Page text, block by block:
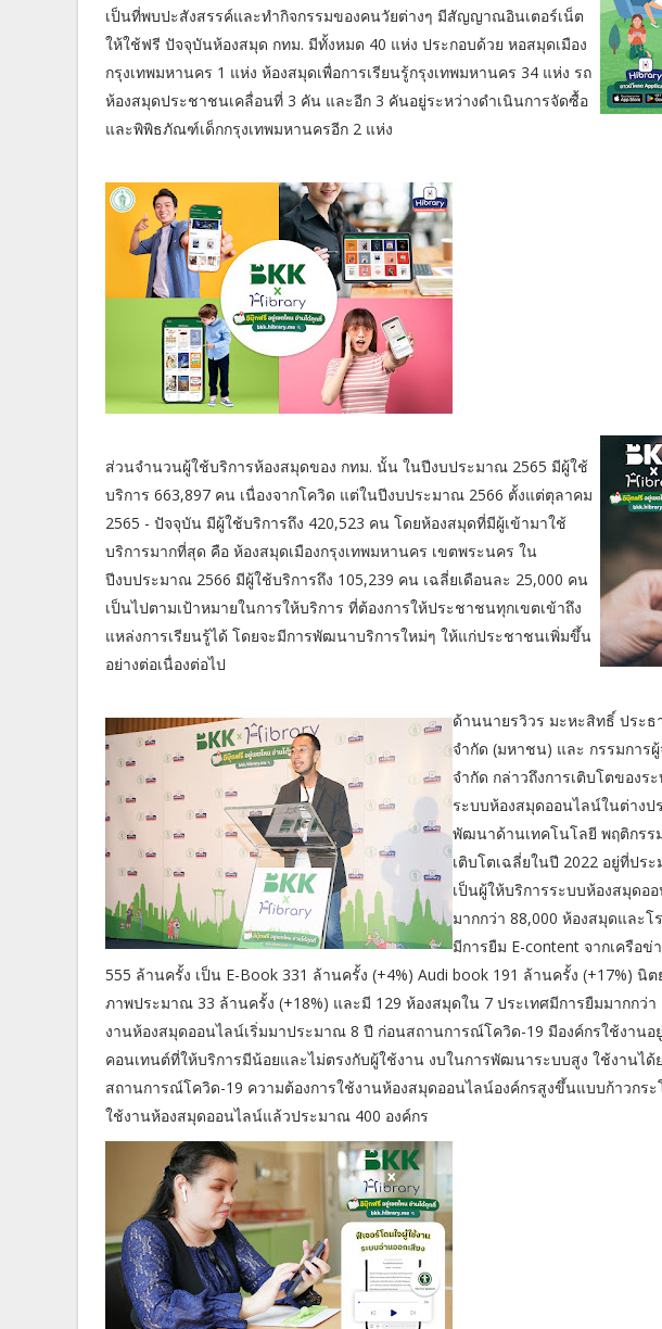
เป็นที่พบปะสังสรรค์และทำกิจกรรมของคนวัยต่างๆ มีสัญญาณอินเตอร์เน็ต
ให้ใช้ฟรี ปัจจุบันห้องสมุด กทม. มีทั้งหมด 40 แห่ง ประกอบด้วย หอสมุดเมือง
กรุงเทพมหานคร 1 แห่ง ห้องสมุดเพื่อการเรียนรู้กรุงเทพมหานคร 34 แห่ง รถ
ห้องสมุดประชาชนเคลื่อนที่ 3 คัน และอีก 3 คันอยู่ระหว่างดำเนินการจัดซื้อ
และพิพิธภัณฑ์เด็กกรุงเทพมหานครอีก 2 แห่ง
ส่วนจำนวนผู้ใช้บริการห้องสมุดของ กทม. นั้น ในปีงบประมาณ 2565 มีผู้ใช้
บริการ 663,897 คน เนื่องจากโควิด แต่ในปีงบประมาณ 2566 ตั้งแต่ตุลาคม
2565 - ปัจจุบัน มีผู้ใช้บริการถึง 420,523 คน โดยห้องสมุดที่มีผู้เข้ามาใช้
บริการมากที่สุด คือ ห้องสมุดเมืองกรุงเทพมหานคร เขตพระนคร ใน
ปีงบประมาณ 2566 มีผู้ใช้บริการถึง 105,239 คน เฉลี่ยเดือนละ 25,000 คน
เป็นไปตามเป้าหมายในการให้บริการ ที่ต้องการให้ประชาชนทุกเขตเข้าถึง
แหล่งการเรียนรู้ได้ โดยจะมีการพัฒนาบริการใหม่ๆ ให้แก่ประชาชนเพิ่มขึ้น
อย่างต่อเนื่องต่อไป
ด้านนายรวิวร มะหะสิทธิ์ ประ
จำกัด (มหาชน) และ กรรมการ
จำกัด กล่าวถึงการเติบโตของ
ระบบห้องสมุดออนไลน์ในต่างป
พัฒนาด้านเทคโนโลยี พฤติกรร
เติบโตเฉลี่ยในปี 2022 อยู่ที่ปร
เป็นผู้ให้บริการระบบห้องสมุด
มากกว่า 88,000 ห้องสมุดและโ
มีการยืม E-content จากเครือ
555 ล้านครั้ง เป็น E-Book 331 ล้านครั้ง (+4%) Audi book 191 ล้านครั้ง (+17%) นิ
ภาพประมาณ 33 ล้านครั้ง (+18%) และมี 129 ห้องสมุดใน 7 ประเทศมีการยืมมากกว่
งานห้องสมุดออนไลน์เริ่มมาประมาณ 8 ปี ก่อนสถานการณ์โควิด-19 มีองค์กรใช้งานอ
คอนเทนต์ที่ให้บริการมีน้อยและไม่ตรงกับผู้ใช้งาน งบในการพัฒนาระบบสูง ใช้งานได้
สถานการณ์โควิด-19 ความต้องการใช้งานห้องสมุดออนไลน์องค์กรสูงขึ้นแบบก้าวกระ
ใช้งานห้องสมุดออนไลน์แล้วประมาณ 400 องค์กร